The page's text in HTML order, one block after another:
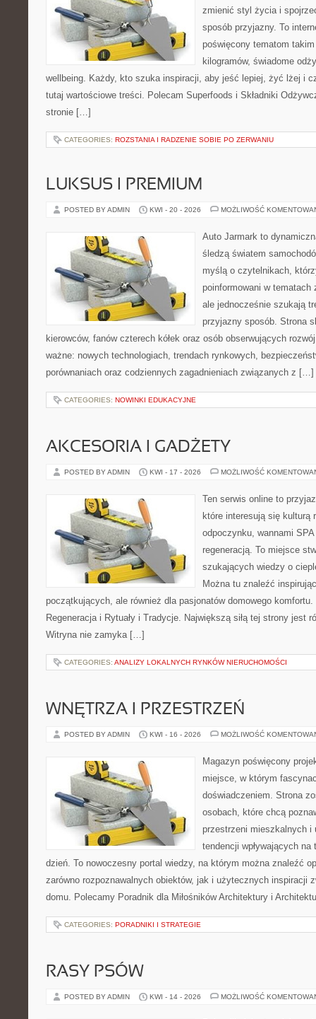
zmienić styl życia i
sposób przyjazny. To
poświęcony tematom
kilogramów, świadome
wellbeing. Każdy, kto szuka inspiracji, aby jeść lepiej, żyć lżej i
tutaj wartościowe treści. Polecam Superfoods i Składniki
stronie […]
CATEGORIES: ROZSTANIA I RADZENIE SOBIE PO ZERWANIU
LUKSUS I PREMIUM
POSTED BY ADMIN KWI - 20 - 2026 MOŻLIWOŚĆ
Auto Jarmark to
śledzą światem
myślą o czytelnikach,
poinformowani w
ale jednocześnie szukają
przyjazny sposób. Strona
kierowców, fanów czterech kółek oraz osób obserwujących
ważne: nowych technologiach, trendach rynkowych,
porównaniach oraz codziennych zagadnieniach związanych z […]
CATEGORIES: NOWINKI EDUKACYJNE
AKCESORIA I GADŻETY
POSTED BY ADMIN KWI - 17 - 2026 MOŻLIWOŚĆ
Ten serwis online to
które interesują się kulturą
odpoczynku, wannami
regeneracją. To miejsce
szukających wiedzy o
Można tu znaleźć
początkujących, ale również dla pasjonatów domowego
Regeneracja i Rytuały i Tradycje. Największą siłą tej strony jest
Witryna nie zamyka […]
CATEGORIES: ANALIZY LOKALNYCH RYNKÓW NIERUCHOMOŚCI
WNĘTRZA I PRZESTRZEŃ
POSTED BY ADMIN KWI - 16 - 2026 MOŻLIWOŚĆ
Magazyn poświęcony
miejsce, w którym
doświadczeniem. Strona
osobach, które chcą
przestrzeni mieszkalnych i
tendencji wpływających
dzień. To nowoczesny portal wiedzy, na którym można znaleźć
zarówno rozpoznawalnych obiektów, jak i użytecznych inspiracji
domu. Polecamy Poradnik dla Miłośników Architektury i
CATEGORIES: PORADNIKI I STRATEGIE
RASY PSÓW
POSTED BY ADMIN KWI - 14 - 2026 MOŻLIWOŚĆ